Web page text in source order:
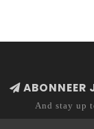
ABONNEER
And stay up